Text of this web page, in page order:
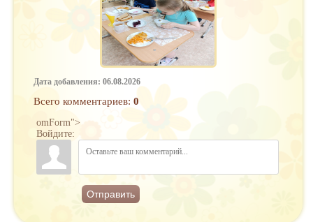
Дата добавления: 06.08.2026
Всего комментариев: 0
omForm">
Войдите:
Отправить